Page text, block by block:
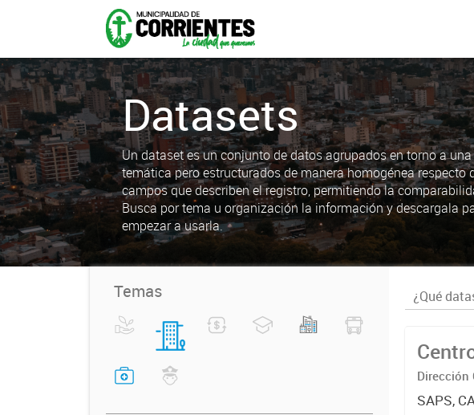
Datasets
Un dataset es un conjunto de datos agrupados en torno a una
temática pero estructurados de manera homogénea respecto
campos que describen el registro, permitiendo la
Busca por tema u organización la información y descargala
empezar a usarla.
Temas
Dirección
SAPS,